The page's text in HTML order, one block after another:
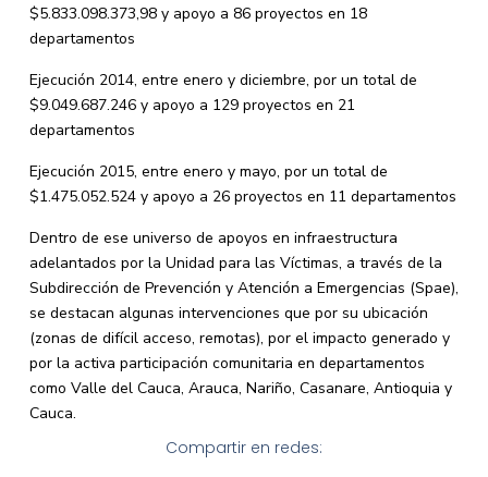
$5.833.098.373,98 y apoyo a 86 proyectos en 18
departamentos
Ejecución 2014, entre enero y diciembre, por un total de
$9.049.687.246 y apoyo a 129 proyectos en 21
departamentos
Ejecución 2015, entre enero y mayo, por un total de
$1.475.052.524 y apoyo a 26 proyectos en 11 departamentos
Dentro de ese universo de apoyos en infraestructura
adelantados por la Unidad para las Víctimas, a través de la
Subdirección de Prevención y Atención a Emergencias (Spae),
se destacan algunas intervenciones que por su ubicación
(zonas de difícil acceso, remotas), por el impacto generado y
por la activa participación comunitaria en departamentos
como Valle del Cauca, Arauca, Nariño, Casanare, Antioquia y
Cauca.
Compartir en redes: